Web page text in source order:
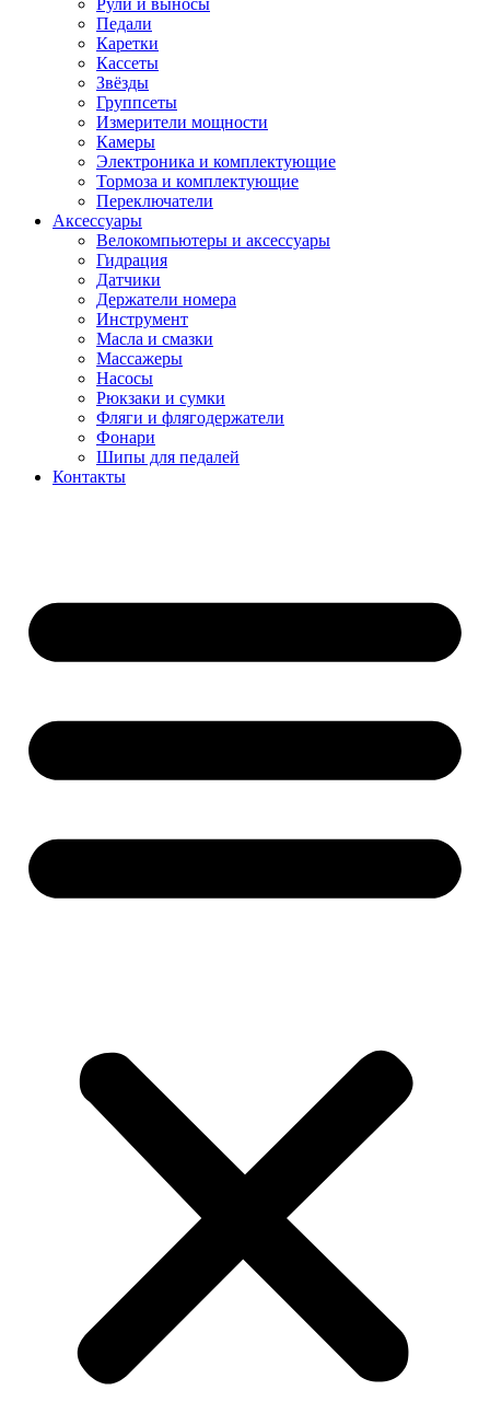
Рули и выносы
Педали
Каретки
Кассеты
Звёзды
Группсеты
Измерители мощности
Камеры
Электроника и комплектующие
Тормоза и комплектующие
Переключатели
Аксессуары
Велокомпьютеры и аксессуары
Гидрация
Датчики
Держатели номера
Инструмент
Масла и смазки
Массажеры
Насосы
Рюкзаки и сумки
Фляги и флягодержатели
Фонари
Шипы для педалей
Контакты